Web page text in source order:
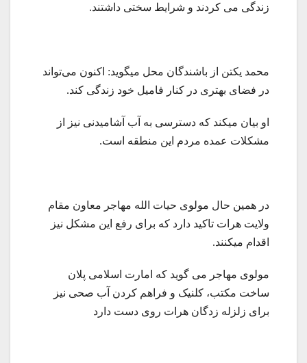
زندگی می کردند و شرایط سختی داشتند.
محمد یکتن از باشندگان محل میگوید: اکنون می‌تواند
در فضای بهتری در کنار فامیل خود زندگی کند.
او بیان میکند که دسترسی به آب آشامیدنی نیز از
مشکلات عمده مردم این منطقه است.
در همین حال مولوی حیات الله مهاجر معاون مقام
ولایت هرات تاکید دارد که برای رفع این مشکل نیز
اقدام میکنند.
مولوی مهاجر می گوید که امارت اسلامی پلان
ساخت مکتب، کلنیک و فراهم کردن آب صحی نیز
برای زلزله زدگان هرات روی دست دارد